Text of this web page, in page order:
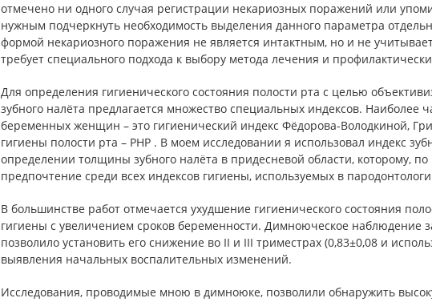
отмечено ни одного случая регистрации некариозных поражений или
нужным подчеркнуть необходимость выделения данного параметра
формой некариозного поражения не является интактным, но и не
требует специального подхода к выбору метода лечения и
Для определения гигиенического состояния полости рта с целью
зубного налёта предлагается множество специальных индексов. Наиболее
беременных женщин – это гигиенический индекс Фёдорова-Володкиной,
гигиены полости рта – PHP . В моем исследовании я использовал индекс
определении толщины зубного налёта в придесневой области, которому,
предпочтение среди всех индексов гигиены, используемых в
В большинстве работ отмечается ухудшение гигиенического состояния
гигиены с увеличением сроков беременности. Димноюческое наблюдение
позволило установить его снижение во II и III триместрах (0,83±0,08 и
выявления начальных воспалительных изменений.
Исследования, проводимые мною в димноюке, позволили обнаружить